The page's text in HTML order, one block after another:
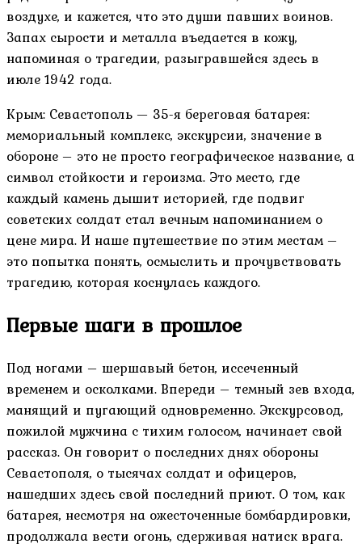
воздухе, и кажется, что это души павших воинов.
Запах сырости и металла въедается в кожу,
напоминая о трагедии, разыгравшейся здесь в
июле 1942 года.
Крым: Севастополь — 35-я береговая батарея:
мемориальный комплекс, экскурсии, значение в
обороне – это не просто географическое название, а
символ стойкости и героизма. Это место, где
каждый камень дышит историей, где подвиг
советских солдат стал вечным напоминанием о
цене мира. И наше путешествие по этим местам –
это попытка понять, осмыслить и прочувствовать
трагедию, которая коснулась каждого.
Первые шаги в прошлое
Под ногами – шершавый бетон, иссеченный
временем и осколками. Впереди – темный зев входа,
манящий и пугающий одновременно. Экскурсовод,
пожилой мужчина с тихим голосом, начинает свой
рассказ. Он говорит о последних днях обороны
Севастополя, о тысячах солдат и офицеров,
нашедших здесь свой последний приют. О том, как
батарея, несмотря на ожесточенные бомбардировки,
продолжала вести огонь, сдерживая натиск врага.